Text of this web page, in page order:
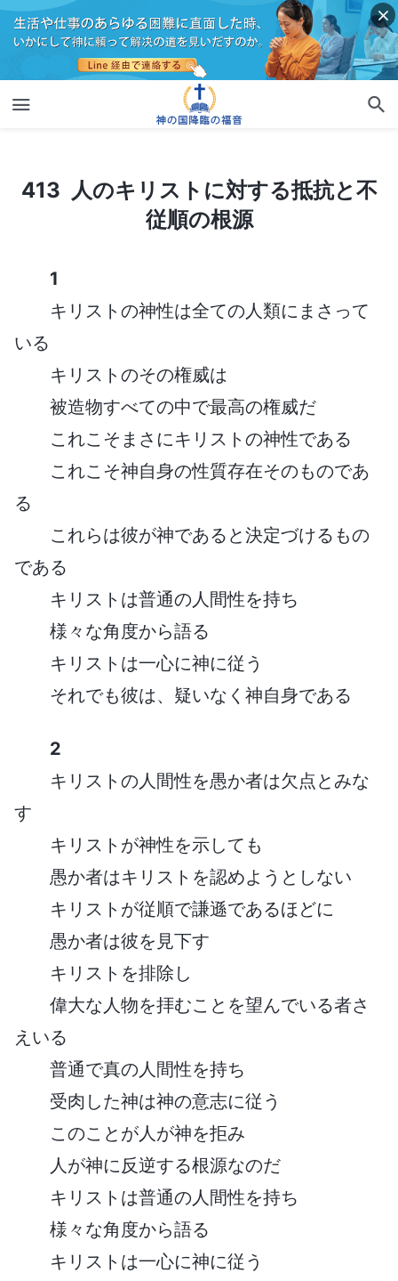
413 人のキリストに対する抵抗と不従順の根源
413 人のキリストに対する抵抗と不
従順の根源
1
キリストの神性は全ての人類にまさって
いる
キリストのその権威は
被造物すべての中で最高の権威だ
これこそまさにキリストの神性である
これこそ神自身の性質存在そのものであ
る
これらは彼が神であると決定づけるもの
である
キリストは普通の人間性を持ち
様々な角度から語る
キリストは一心に神に従う
それでも彼は、疑いなく神自身である
2
キリストの人間性を愚か者は欠点とみな
す
キリストが神性を示しても
愚か者はキリストを認めようとしない
キリストが従順で謙遜であるほどに
愚か者は彼を見下す
キリストを排除し
偉大な人物を拝むことを望んでいる者さ
えいる
普通で真の人間性を持ち
受肉した神は神の意志に従う
このことが人が神を拒み
人が神に反逆する根源なのだ
キリストは普通の人間性を持ち
様々な角度から語る
キリストは一心に神に従う